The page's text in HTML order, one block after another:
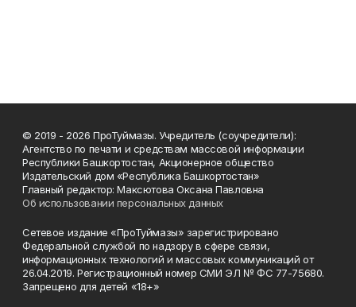
© 2019 - 2026 ПроТуймазы. Учредитель (соучредители):
Агентство по печати и средствам массовой информации
Республики Башкортостан, Акционерное общество
Издательский дом «Республика Башкортостан»
Главный редактор: Максютова Оксана Павловна
Об использовании персональных данных
Сетевое издание «ПроТуймазы» зарегистрировано
Федеральной службой по надзору в сфере связи,
информационных технологий и массовых коммуникаций от
26.04.2019. Регистрационный номер СМИ ЭЛ № ФС 77-75680.
Запрещено для детей «18+»